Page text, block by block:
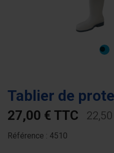
Tablier de
27,00 € TTC
Référence : 4510